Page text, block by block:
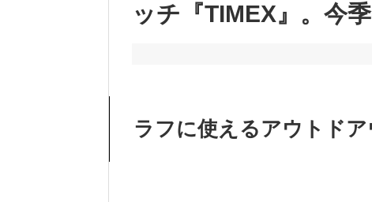
ッチ『TIMEX』。今
ラフに使えるアウトド